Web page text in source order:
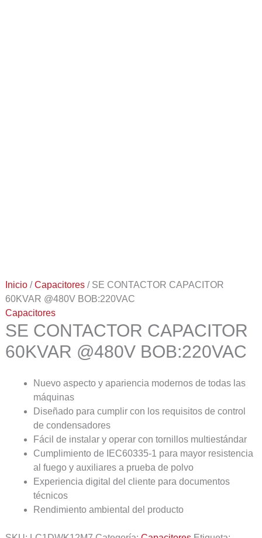
Inicio/Capacitores/ SE CONTACTOR CAPACITOR
60KVAR @480V BOB:220VAC
Capacitores
SE CONTACTOR CAPACITOR
60KVAR @480V BOB:220VAC
Nuevo aspecto y apariencia modernos de todas las
máquinas
Diseñado para cumplir con los requisitos de control
de condensadores
Fácil de instalar y operar con tornillos multiestándar
Cumplimiento de IEC60335-1 para mayor resistencia
al fuego y auxiliares a prueba de polvo
Experiencia digital del cliente para documentos
técnicos
Rendimiento ambiental del producto